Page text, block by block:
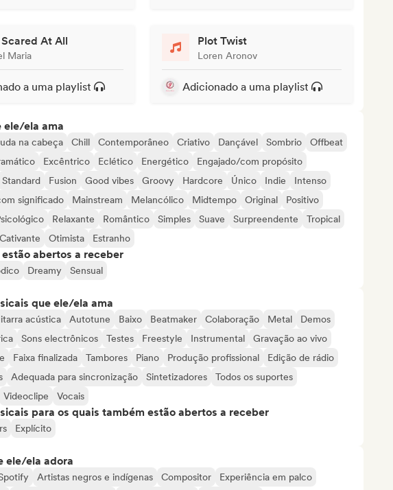
At All
Maria
a uma playlist
Plot Twist
Loren Aronov
Adicionado a uma playlist
ele/ela ama
na cabeça Chill Contemporâneo Criativo Dançável Sombrio
Offbeat
Excêntrico Eclético Energético
Engajado/com propósito
Standard Fusion Good vibes Groovy Hardcore Único Indie
Intenso
significado Mainstream Melancólico Midtempo Original
Positivo
Relaxante Romântico Simples Suave Surpreendente
Tropical
Cativante Otimista Estranho
abertos a receber
Dreamy Sensual
que ele/ela ama
acústica Autotune Baixo Beatmaker Colaboração Metal
Demos
Sons electrônicos Testes Freestyle Instrumental
Gravação ao vivo
Faixa finalizada Tambores Piano Produção profissional
Edição de rádio
Adequada para sincronização Sintetizadores
Todos os suportes
Videoclipe Vocais
para os quais também estão abertos a receber
Explícito
ele/ela adora
Artistas negros e indígenas Compositor
Experiência em palco